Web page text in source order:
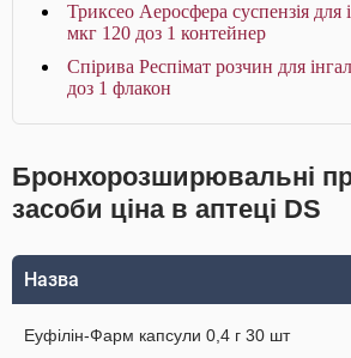
Триксео Аеросфера суспензія для
мкг 120 доз 1 контейнер
Спірива Респімат розчин для
доз 1 флакон
Бронхорозширювальні
засоби ціна в аптеці DS
Назва
Еуфілін-Фарм капсули 0,4 г 30 шт